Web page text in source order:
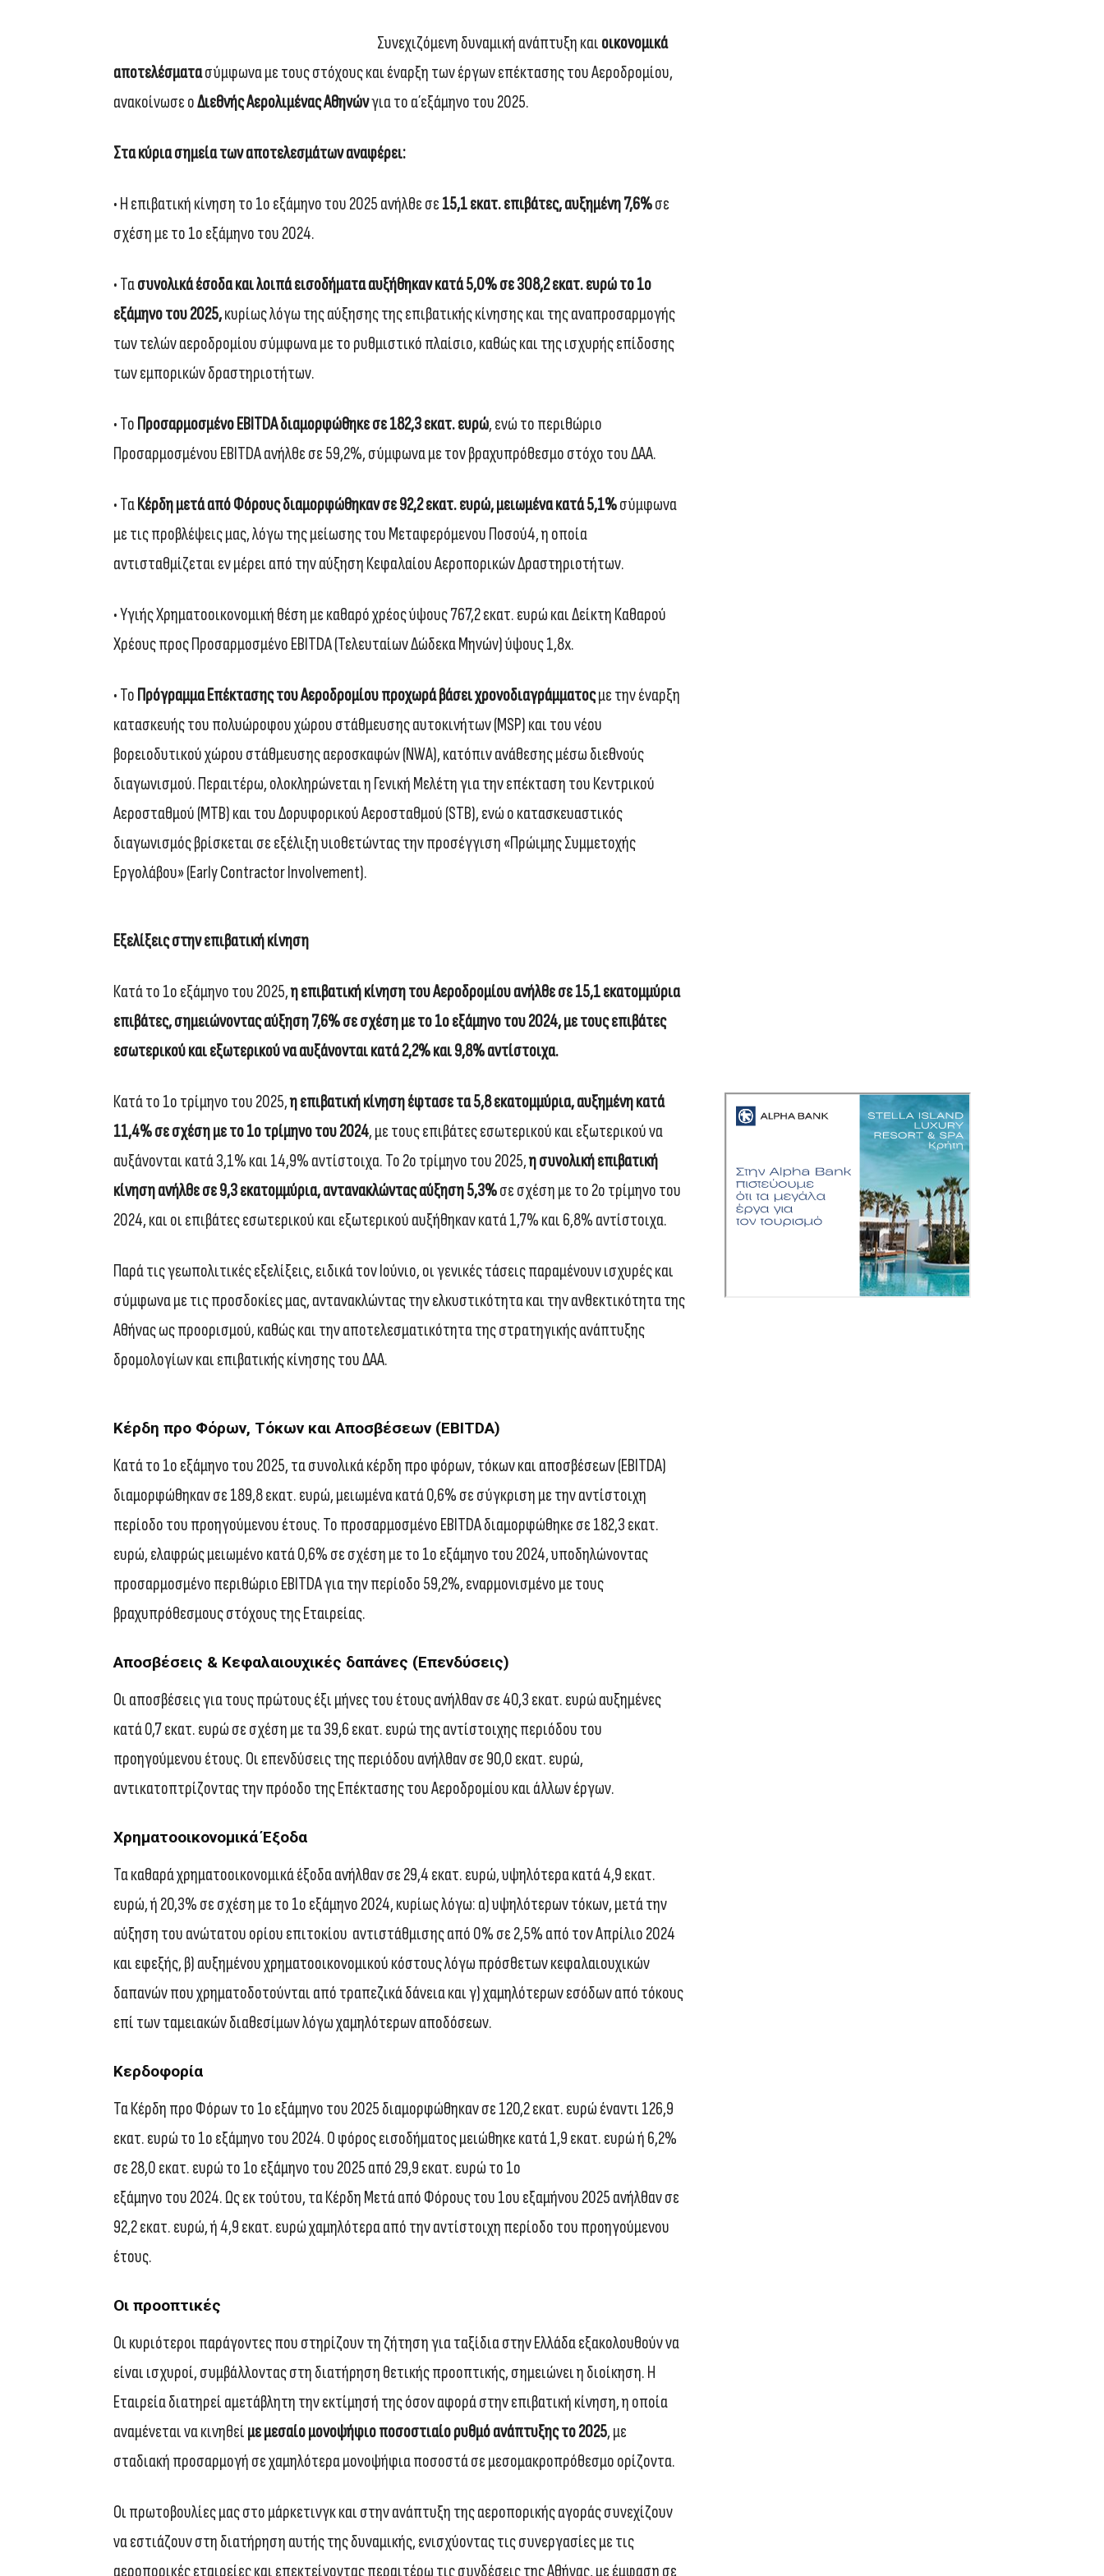
Συνεχιζόμενη δυναμική ανάπτυξη και οικονομικά
αποτελέσματασύμφωνα με τους στόχους και έναρξη των έργων επέκτασης του Αεροδρομίου,
ανακοίνωσε οΔιεθνής Αερολιμένας Αθηνώνγια το α΄εξάμηνο του 2025.
Στα κύρια σημεία των αποτελεσμάτων αναφέρει:
• Η επιβατική κίνηση το 1ο εξάμηνο του 2025 ανήλθε σε 15,1 εκατ. επιβάτες, αυξημένη 7,6%σε
σχέση με το 1ο εξάμηνο του 2024.
• Τασυνολικά έσοδα και λοιπά εισοδήματα αυξήθηκαν κατά 5,0% σε 308,2 εκατ. ευρώ το 1ο
εξάμηνο του 2025,κυρίως λόγω της αύξησης της επιβατικής κίνησης και της αναπροσαρμογής
των τελών αεροδρομίου σύμφωνα με το ρυθμιστικό πλαίσιο, καθώς και της ισχυρής επίδοσης
των εμπορικών δραστηριοτήτων.
• Το Προσαρμοσμένο EBITDA διαμορφώθηκε σε 182,3 εκατ. ευρώ, ενώ το περιθώριο
Προσαρμοσμένου EBITDA ανήλθε σε 59,2%, σύμφωνα με τον βραχυπρόθεσμο στόχο του ΔΑΑ.
• ΤαΚέρδη μετά από Φόρους διαμορφώθηκαν σε 92,2 εκατ. ευρώ, μειωμένα κατά 5,1%σύμφωνα
με τις προβλέψεις μας, λόγω της μείωσης του Μεταφερόμενου Ποσού4, η οποία
αντισταθμίζεται εν μέρει από την αύξηση Κεφαλαίου Αεροπορικών Δραστηριοτήτων.
• Υγιής Χρηματοοικονομική θέση με καθαρό χρέος ύψους 767,2 εκατ. ευρώ και Δείκτη Καθαρού
Χρέους προς Προσαρμοσμένο EBITDA (Τελευταίων Δώδεκα Μηνών) ύψους 1,8x.
• Το Πρόγραμμα Επέκτασης του Αεροδρομίου προχωρά βάσει χρονοδιαγράμματοςμε την έναρξη
κατασκευής του πολυώροφου χώρου στάθμευσης αυτοκινήτων (MSP) και του νέου
βορειοδυτικού χώρου στάθμευσης αεροσκαφών (NWA), κατόπιν ανάθεσης μέσω διεθνούς
διαγωνισμού. Περαιτέρω, ολοκληρώνεται η Γενική Μελέτη για την επέκταση του Κεντρικού
Αεροσταθμού (MTB) και του Δορυφορικού Αεροσταθμού (STB), ενώ ο κατασκευαστικός
διαγωνισμός βρίσκεται σε εξέλιξη υιοθετώντας την προσέγγιση «Πρώιμης Συμμετοχής
Εργολάβου» (Early Contractor Involvement).
Εξελίξεις στην επιβατική κίνηση
Κατά το 1ο εξάμηνο του 2025,η επιβατική κίνηση του Αεροδρομίου ανήλθε σε 15,1 εκατομμύρια
επιβάτες, σημειώνοντας αύξηση 7,6% σε σχέση με το 1ο εξάμηνο του 2024, με τους επιβάτες
εσωτερικού και εξωτερικού να αυξάνονται κατά 2,2% και 9,8% αντίστοιχα.
Κατά το 1ο τρίμηνο του 2025,η επιβατική κίνηση έφτασε τα 5,8 εκατομμύρια, αυξημένη κατά
11,4% σε σχέση με το 1ο τρίμηνο του 2024, με τους επιβάτες εσωτερικού και εξωτερικού να
αυξάνονται κατά 3,1% και 14,9% αντίστοιχα. Το 2ο τρίμηνο του 2025,η συνολική επιβατική
κίνηση ανήλθε σε 9,3 εκατομμύρια, αντανακλώντας αύξηση 5,3%σε σχέση με το 2ο τρίμηνο του
2024, και οι επιβάτες εσωτερικού και εξωτερικού αυξήθηκαν κατά 1,7% και 6,8% αντίστοιχα.
Παρά τις γεωπολιτικές εξελίξεις, ειδικά τον Ιούνιο, οι γενικές τάσεις παραμένουν ισχυρές και
σύμφωνα με τις προσδοκίες μας, αντανακλώντας την ελκυστικότητα και την ανθεκτικότητα της
Αθήνας ως προορισμού, καθώς και την αποτελεσματικότητα της στρατηγικής ανάπτυξης
δρομολογίων και επιβατικής κίνησης του ΔΑΑ.
Κέρδη προ Φόρων, Τόκων και Αποσβέσεων (EBITDA)
Κατά το 1ο εξάμηνο του 2025, τα συνολικά κέρδη προ φόρων, τόκων και αποσβέσεων (EBITDA)
διαμορφώθηκαν σε 189,8 εκατ. ευρώ, μειωμένα κατά 0,6% σε σύγκριση με την αντίστοιχη
περίοδο του προηγούμενου έτους. Το προσαρμοσμένο EBITDA διαμορφώθηκε σε 182,3 εκατ.
ευρώ, ελαφρώς μειωμένο κατά 0,6% σε σχέση με το 1ο εξάμηνο του 2024, υποδηλώνοντας
προσαρμοσμένο περιθώριο EBITDA για την περίοδο 59,2%, εναρμονισμένο με τους
βραχυπρόθεσμους στόχους της Εταιρείας.
Αποσβέσεις & Κεφαλαιουχικές δαπάνες (Επενδύσεις)
Οι αποσβέσεις για τους πρώτους έξι μήνες του έτους ανήλθαν σε 40,3 εκατ. ευρώ αυξημένες
κατά 0,7 εκατ. ευρώ σε σχέση με τα 39,6 εκατ. ευρώ της αντίστοιχης περιόδου του
προηγούμενου έτους. Οι επενδύσεις της περιόδου ανήλθαν σε 90,0 εκατ. ευρώ,
αντικατοπτρίζοντας την πρόοδο της Επέκτασης του Αεροδρομίου και άλλων έργων.
Χρηματοοικονομικά Έξοδα
Τα καθαρά χρηματοοικονομικά έξοδα ανήλθαν σε 29,4 εκατ. ευρώ, υψηλότερα κατά 4,9 εκατ.
ευρώ, ή 20,3% σε σχέση με το 1ο εξάμηνο 2024, κυρίως λόγω: α) υψηλότερων τόκων, μετά την
αύξηση του ανώτατου ορίου επιτοκίου αντιστάθμισης από 0% σε 2,5% από τον Απρίλιο 2024
και εφεξής, β) αυξημένου χρηματοοικονομικού κόστους λόγω πρόσθετων κεφαλαιουχικών
δαπανών που χρηματοδοτούνται από τραπεζικά δάνεια και γ) χαμηλότερων εσόδων από τόκους
επί των ταμειακών διαθεσίμων λόγω χαμηλότερων αποδόσεων.
Κερδοφορία
Τα Κέρδη προ Φόρων το 1ο εξάμηνο του 2025 διαμορφώθηκαν σε 120,2 εκατ. ευρώ έναντι 126,9
εκατ. ευρώ το 1ο εξάμηνο του 2024. Ο φόρος εισοδήματος μειώθηκε κατά 1,9 εκατ. ευρώ ή 6,2%
σε 28,0 εκατ. ευρώ το 1ο εξάμηνο του 2025 από 29,9 εκατ. ευρώ το 1ο
εξάμηνο του 2024. Ως εκ τούτου, τα Κέρδη Μετά από Φόρους του 1ου εξαμήνου 2025 ανήλθαν σε
92,2 εκατ. ευρώ, ή 4,9 εκατ. ευρώ χαμηλότερα από την αντίστοιχη περίοδο του προηγούμενου
έτους.
Οι προοπτικές
Oι κυριότεροι παράγοντες που στηρίζουν τη ζήτηση για ταξίδια στην Ελλάδα εξακολουθούν να
είναι ισχυροί, συμβάλλοντας στη διατήρηση θετικής προοπτικής, σημειώνει η διοίκηση. Η
Εταιρεία διατηρεί αμετάβλητη την εκτίμησή της όσον αφορά στην επιβατική κίνηση, η οποία
αναμένεται να κινηθεί με μεσαίο μονοψήφιο ποσοστιαίο ρυθμό ανάπτυξης το 2025, με
σταδιακή προσαρμογή σε χαμηλότερα μονοψήφια ποσοστά σε μεσομακροπρόθεσμο ορίζοντα.
Οι πρωτοβουλίες μας στο μάρκετινγκ και στην ανάπτυξη της αεροπορικής αγοράς συνεχίζουν
να εστιάζουν στη διατήρηση αυτής της δυναμικής, ενισχύοντας τις συνεργασίες με τις
αεροπορικές εταιρείες και επεκτείνοντας περαιτέρω τις συνδέσεις της Αθήνας, με έμφαση σε